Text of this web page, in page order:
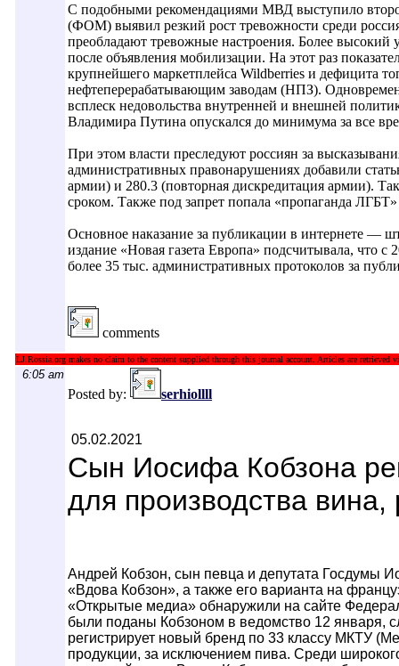
С подобными рекомендациями МВД выступило
(ФОМ) выявил резкий рост тревожности среди
преобладают тревожные настроения. Более
после объявления мобилизации. На этот раз
крупнейшего маркетплейса Wildberries и дефицита
нефтеперерабатывающим заводам (НПЗ).
всплеск недовольства внутренней и внешней
Владимира Путина опускался до минимума за все
При этом власти преследуют россиян за
административных правонарушениях добавили
армии) и 280.3 (повторная дискредитация армии).
сроком. Также под запрет попала «пропаганда
Основное наказание за публикации в интернете —
издание «Новая газета Европа» подсчитывала, что
более 35 тыс. административных протоколов за
comments
LJ.Rossia.org makes no claim to the content supplied through this journal account. Articles are retrieved
6:05 am
Posted by: serhiollll
05.02.2021
Cын Иосифа Кобзона
для производства вина,
Андрей Кобзон, сын певца и депутата Госдумы
«Вдова Кобзон», а также его варианта на
«Открытые медиа» обнаружили на сайте
были поданы Кобзоном в ведомство 12 января,
регистрирует новый бренд по 33 классу МКТУ
продукции, за исключением пива. Среди